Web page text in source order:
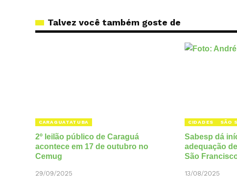
Talvez você também goste de
CARAGUATATUBA
2º leilão público de Caraguá
acontece em 17 de outubro no
Cemug
29/09/2025
CIDADES SÃO
Sabesp dá
adequação
São
13/08/2025